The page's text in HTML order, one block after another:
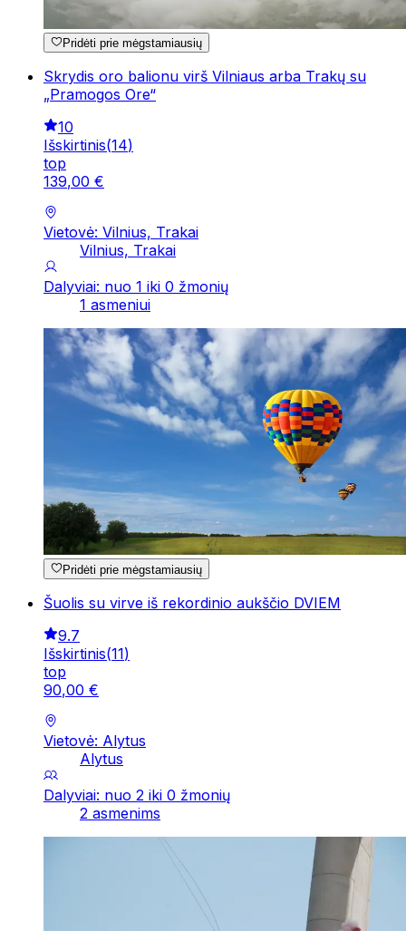
Pridėti prie mėgstamiausių
Skrydis oro balionu virš Vilniaus arba Trakų su
„Pramogos Ore“
10
Išskirtinis(14)
top
139,00 €
Vietovė: Vilnius, Trakai
Vilnius, Trakai
Dalyviai: nuo 1 iki 0 žmonių
1 asmeniui
Pridėti prie mėgstamiausių
Šuolis su virve iš rekordinio aukščio DVIEM
9.7
Išskirtinis(11)
top
90,00 €
Vietovė: Alytus
Alytus
Dalyviai: nuo 2 iki 0 žmonių
2 asmenims